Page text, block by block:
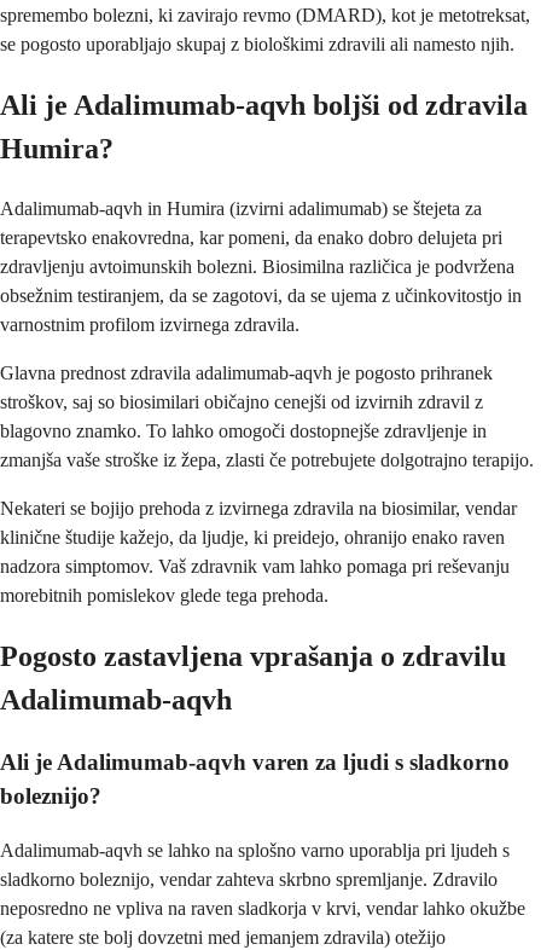
spremembo bolezni, ki zavirajo revmo (DMARD), kot je metotreksat,
se pogosto uporabljajo skupaj z biološkimi zdravili ali namesto njih.
Ali je Adalimumab-aqvh boljši od zdravila
Humira?
Adalimumab-aqvh in Humira (izvirni adalimumab) se štejeta za
terapevtsko enakovredna, kar pomeni, da enako dobro delujeta pri
zdravljenju avtoimunskih bolezni. Biosimilna različica je podvržena
obsežnim testiranjem, da se zagotovi, da se ujema z učinkovitostjo in
varnostnim profilom izvirnega zdravila.
Glavna prednost zdravila adalimumab-aqvh je pogosto prihranek
stroškov, saj so biosimilari običajno cenejši od izvirnih zdravil z
blagovno znamko. To lahko omogoči dostopnejše zdravljenje in
zmanjša vaše stroške iz žepa, zlasti če potrebujete dolgotrajno terapijo.
Nekateri se bojijo prehoda z izvirnega zdravila na biosimilar, vendar
klinične študije kažejo, da ljudje, ki preidejo, ohranijo enako raven
nadzora simptomov. Vaš zdravnik vam lahko pomaga pri reševanju
morebitnih pomislekov glede tega prehoda.
Pogosto zastavljena vprašanja o zdravilu
Adalimumab-aqvh
Ali je Adalimumab-aqvh varen za ljudi s sladkorno
boleznijo?
Adalimumab-aqvh se lahko na splošno varno uporablja pri ljudeh s
sladkorno boleznijo, vendar zahteva skrbno spremljanje. Zdravilo
neposredno ne vpliva na raven sladkorja v krvi, vendar lahko okužbe
(za katere ste bolj dovzetni med jemanjem zdravila) otežijo